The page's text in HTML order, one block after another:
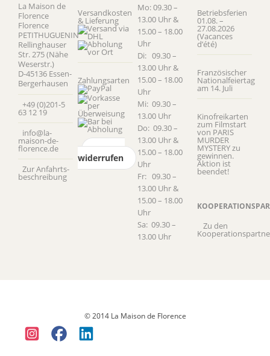
La Maison de
Florence
Florence
PETITHUGUENIN
Rellinghauser
Str. 275 (Nähe
Weserstr.)
D-45136 Essen-
Bergerhausen
+49 (0)201-5
63 12 19
info@la-
maison-de-
florence.de
Zur Anfahrts­
beschreibung
Versandkosten
& Lieferung
Zahlungsarten
Vertrag
widerrufen
Mo: 09.30 –
13.00 Uhr &
15.00 – 18.00
Uhr
Di: 09.30 –
13.00 Uhr &
15.00 – 18.00
Uhr
Mi: 09.30 –
13.00 Uhr
Do: 09.30 –
13.00 Uhr &
15.00 – 18.00
Uhr
Fr: 09.30 –
13.00 Uhr &
15.00 – 18.00
Uhr
Sa: 09.30 –
13.00 Uhr
Betriebsferien
01.08. –
27.08.2026
(Vacances
d’été)
Französischer
Nationalfeiertag
am 14. Juli
Kinofreikarten
zum Filmstart
von PARIS
MURDER
MYSTERY zu
gewinnen.
Aktion ist
beendet!
Zu den
© 2014 La Maison de Florence